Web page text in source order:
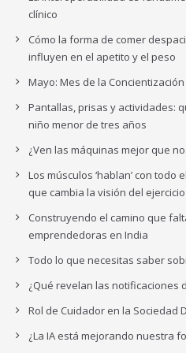
clínico
Cómo la forma de comer
influyen en el apetito y el peso
Mayo: Mes de la
Pantallas, prisas y actividades:
niño menor de tres años
¿Ven las máquinas mejor que
Los músculos ‘hablan’ con
que cambia la visión del ejercicio
Construyendo el camino que
emprendedoras en India
Todo lo que necesitas saber
¿Qué revelan las notificaciones
Rol de Cuidador en la Sociedad
¿La IA está mejorando nuestra